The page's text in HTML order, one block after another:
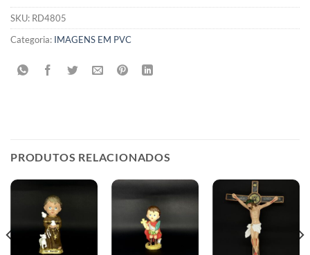
SKU: RD4805
Categoria: IMAGENS EM PVC
PRODUTOS RELACIONADOS